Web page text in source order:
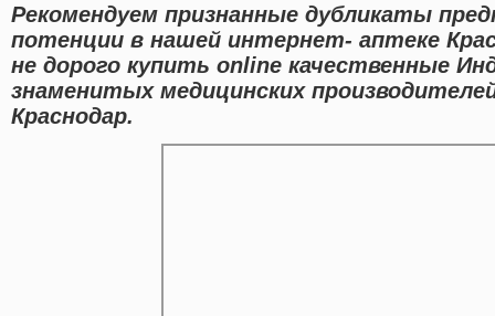
Рекомендуем признанные дубликаты
потенции в нашей интернет- аптеке
не дорого купить online качественные
знаменитых медицинских
Краснодар.